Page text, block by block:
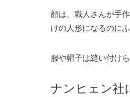
顔は、職人さんが手
けの人形になるのに
服や帽子は縫い付け
ナンヒェン社